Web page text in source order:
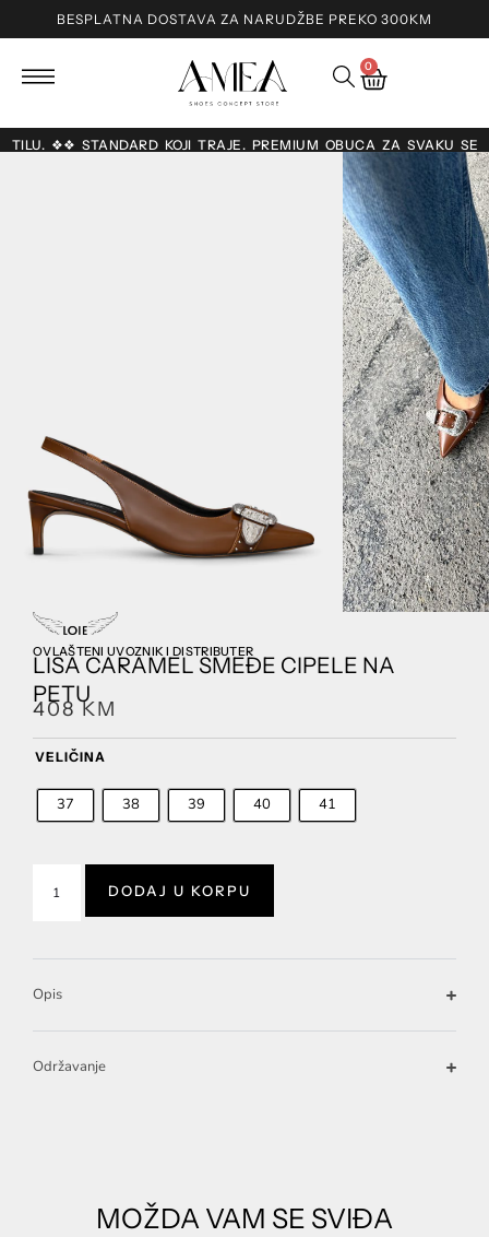
BESPLATNA DOSTAVA ZA NARUDŽBE PREKO 300KM
0
❖❖ STANDARD KOJI TRAJE. PREMIUM OBUĆA ZA SVAKU
OVLAŠTENI UVOZNIK I DISTRIBUTER
LISA CARAMEL SMEĐE CIPELE NA
PETU
408KM
VELIČINA
37 38 39 40 41
DODAJ U KORPU
Opis
Održavanje
MOŽDA VAM SE SVIĐA